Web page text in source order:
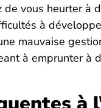
de vous heurter à
à
mauvaise
à emprunter à